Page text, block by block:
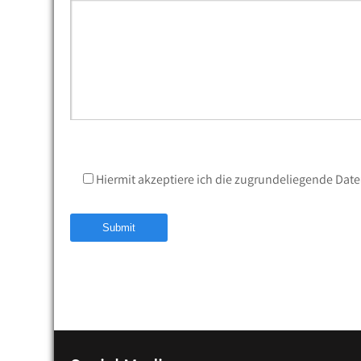
Hiermit akzeptiere ich die zugrundeliegende